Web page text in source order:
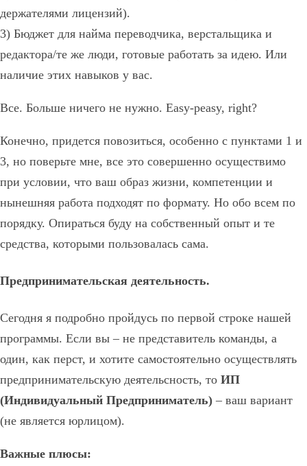
держателями лицензий).
3) Бюджет для найма переводчика, верстальщика и
редактора/те же люди, готовые работать за идею. Или
наличие этих навыков у вас.
Все. Больше ничего не нужно. Easy-peasy, right?
Конечно, придется повозиться, особенно с пунктами 1 и
3, но поверьте мне, все это совершенно осуществимо
при условии, что ваш образ жизни, компетенции и
нынешняя работа подходят по формату. Но обо всем по
порядку. Опираться буду на собственный опыт и те
средства, которыми пользовалась сама.
Предпринимательская деятельность.
Сегодня я подробно пройдусь по первой строке нашей
программы. Если вы – не представитель команды, а
один, как перст, и хотите самостоятельно осуществлять
предпринимательскую деятельсность, то ИП
(Индивидуальный Предприниматель) – ваш вариант
(не является юрлицом).
Важные плюсы: